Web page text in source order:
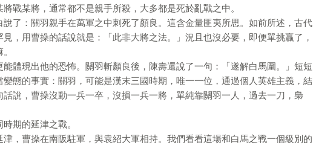
戰某將，通常都不是親手所殺，大多都是死於亂戰之中。
了：關羽親手在萬軍之中刺死了顏良。這含金量匪夷所思。如前所述，古代
，用曹操的話說就是：「此非大將之法。」況且也沒必要，即便單挑贏了，
體現出他的恐怖。關羽斬顏良後，陳壽還說了一句：「遂解白馬圍。」短短
態的事實：關羽，可能是漢末三國時期，唯一一位，通過個人英雄主義，結
說，曹操沒動一兵一卒，沒損一兵一將，單純靠關羽一人，過去一刀，梟
期的延津之戰。
，曹操在南阪駐軍，與袁紹大軍相持。我們看看這場和白馬之戰一個級別的